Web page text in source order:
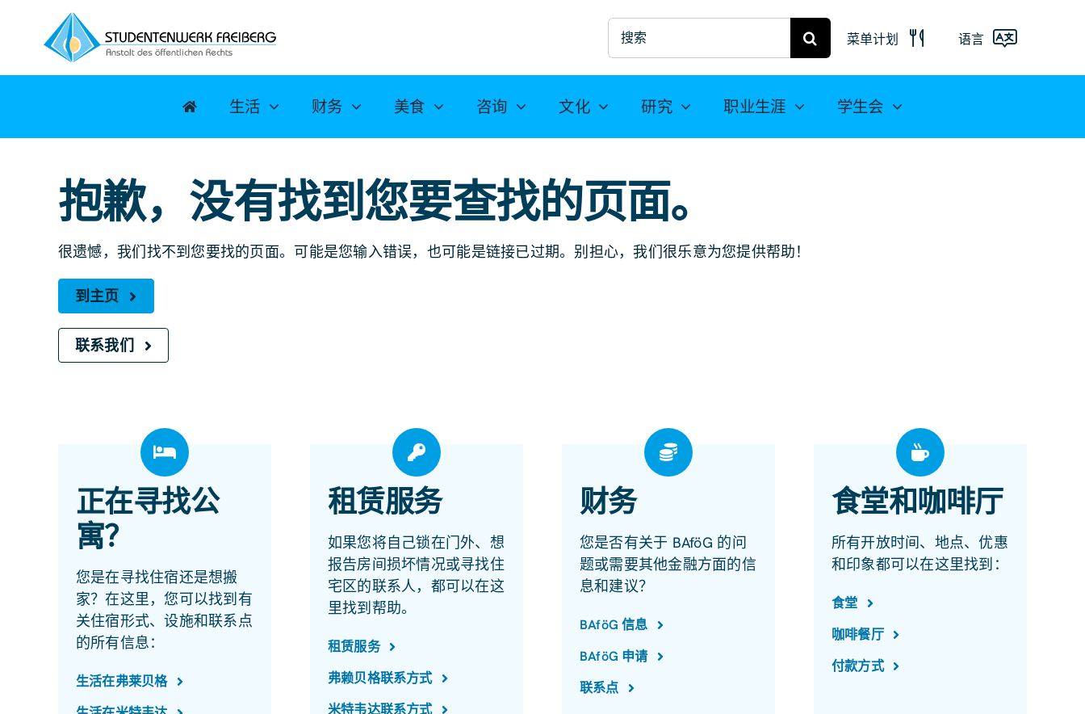
容
搜
索
菜单计划
弗赖贝格菜
饮计划
语言
English
生活 财务 美食 咨询 文化 研究 职业生涯 学生会
抱歉，没有找到您要查找的页面。
很遗憾，我们找不到您要找的页面。可能是您输入错误，也可能是链接已过期。别担心，我们很乐意为您提供帮助！
到主页
联系我们
正在寻找公
寓？
您是在寻找住宿还是想搬
家？在这里，您可以找到有
关住宿形式、设施和联系点
的所有信息：
生活在弗莱贝格
租赁服务
如果您将自己锁在门外、想
报告房间损坏情况或寻找住
宅区的联系人，都可以在这
里找到帮助。
租赁服务
弗赖贝格联系方式
米特韦达联系方式
财务
您是否有关于 BAföG 的问
题或需要其他金融方面的信
息和建议？
BAföG 信息
BAföG 申请
联系点
食堂和咖啡厅
所有开放时间、地点、优惠
和印象都可以在这里找到：
食堂
咖啡餐厅
付款方式